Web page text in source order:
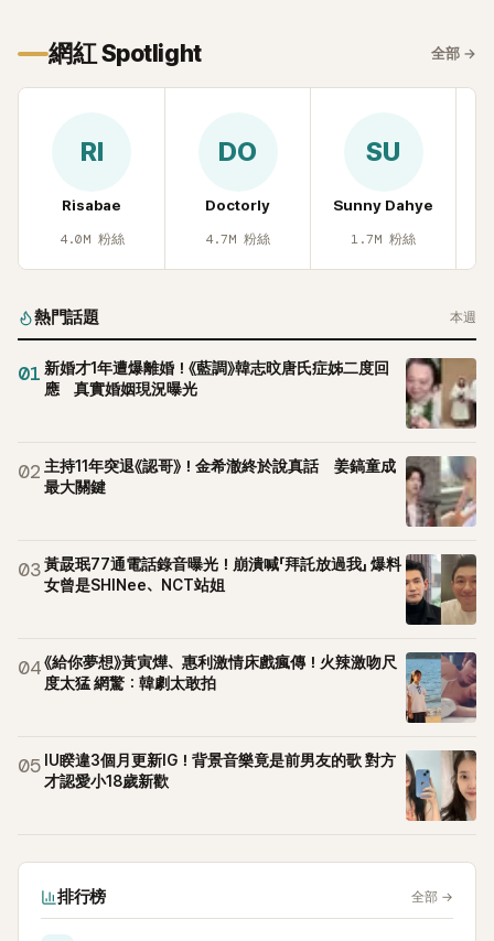
網紅 Spotlight 全部 →
RI
Risabae
4.0M 粉絲
DO
Doctorly
4.7M 粉絲
SU
Sunny Dahye
1.7M 粉絲
熱門話題 本週
01 新婚才1年遭爆離婚！《藍調》韓志旼唐氏症姊二度回
應 真實婚姻現況曝光
02 主持11年突退《認哥》！金希澈終於說真話 姜鎬童成
最大關鍵
03黃晸珉77通電話錄音曝光！崩潰喊「拜託放過我」 爆料
女曾是SHINee、NCT站姐
04《給你夢想》黃寅燁、惠利激情床戲瘋傳！火辣激吻尺
度太猛 網驚：韓劇太敢拍
05 IU睽違3個月更新IG！背景音樂竟是前男友的歌 對方
才認愛小18歲新歡
排行榜 全部 →